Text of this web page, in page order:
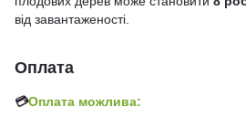
від завантаженості.
Оплата
💳Оплата можлива: